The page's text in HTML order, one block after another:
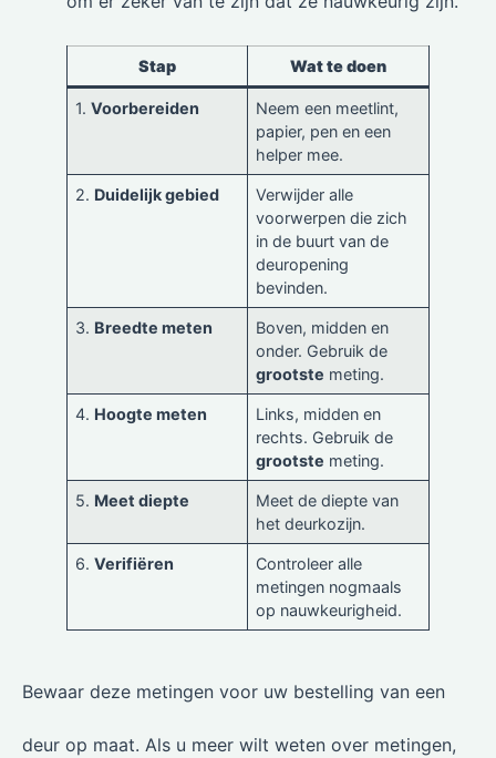
Stap Wat te doen
1.Voorbereiden
Neem een meetlint,
papier, pen en een
helper mee.
2. Duidelijk gebied
Verwijder alle
voorwerpen die zich
in de buurt van de
deuropening
bevinden.
3. Breedte meten
Boven, midden en
onder. Gebruik de
grootste meting.
4. Hoogte meten
Links, midden en
rechts. Gebruik de
grootste meting.
5. Meet diepte
Meet de diepte van
het deurkozijn.
6.Verifiëren
Controleer alle
metingen nogmaals
op nauwkeurigheid.
Bewaar deze metingen voor uw bestelling van een
deur op maat. Als u meer wilt weten over metingen,